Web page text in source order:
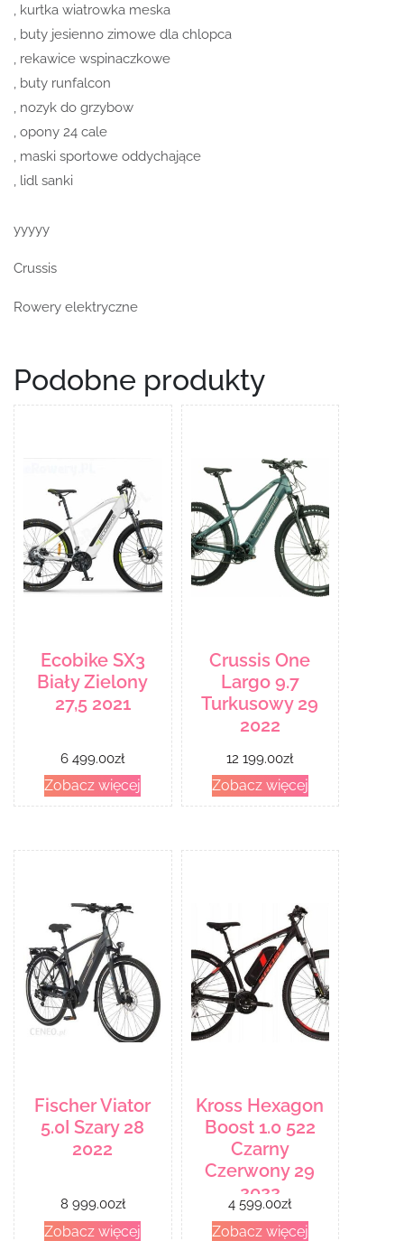
, kurtka wiatrowka meska
, buty jesienno zimowe dla chlopca
, rekawice wspinaczkowe
, buty runfalcon
, nozyk do grzybow
, opony 24 cale
, maski sportowe oddychające
, lidl sanki
yyyyy
Crussis
Rowery elektryczne
Podobne produkty
Ecobike SX3
Biały Zielony
27,5 2021
6 499.00zł
Zobacz więcej
Crussis One
Largo 9.7
Turkusowy 29
2022
12 199.00zł
Zobacz więcej
Fischer Viator
5.0I Szary 28
2022
8 999.00zł
Zobacz więcej
Kross Hexagon
Boost 1.0 522
Czarny
Czerwony 29
2022
4 599.00zł
Zobacz więcej